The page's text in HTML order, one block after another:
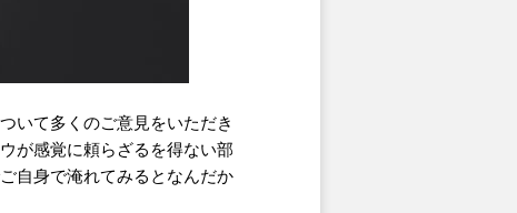
いて多くのご意見をいただき
が感覚に頼らざるを得ない部
自身で淹れてみるとなんだか